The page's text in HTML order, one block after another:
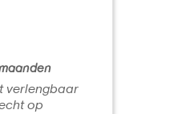
verlengbaar
op